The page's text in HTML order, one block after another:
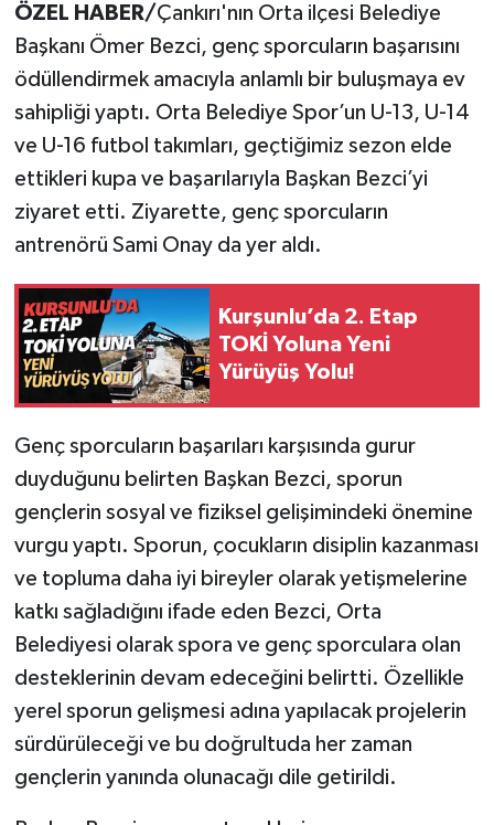
ÖZEL HABER/Çankırı'nın Orta ilçesi Belediye
Başkanı Ömer Bezci, genç sporcuların başarısını
ödüllendirmek amacıyla anlamlı bir buluşmaya ev
sahipliği yaptı. Orta Belediye Spor’un U-13, U-14
ve U-16 futbol takımları, geçtiğimiz sezon elde
ettikleri kupa ve başarılarıyla Başkan Bezci’yi
ziyaret etti. Ziyarette, genç sporcuların
antrenörü Sami Onay da yer aldı.
Kurşunlu’da 2. Etap
TOKİ Yoluna Yeni
Yürüyüş Yolu!
Genç sporcuların başarıları karşısında gurur
duyduğunu belirten Başkan Bezci, sporun
gençlerin sosyal ve fiziksel gelişimindeki önemine
vurgu yaptı. Sporun, çocukların disiplin kazanması
ve topluma daha iyi bireyler olarak yetişmelerine
katkı sağladığını ifade eden Bezci, Orta
Belediyesi olarak spora ve genç sporculara olan
desteklerinin devam edeceğini belirtti. Özellikle
yerel sporun gelişmesi adına yapılacak projelerin
sürdürüleceği ve bu doğrultuda her zaman
gençlerin yanında olunacağı dile getirildi.